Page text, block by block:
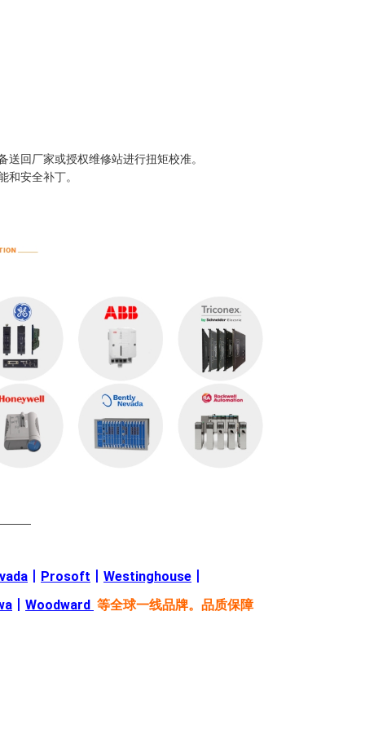
送回厂家或授权维修站进行扭矩校准。
和安全补丁。
Prosoft Westinghouse
Woodward 等全球一线品牌。品质保障